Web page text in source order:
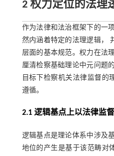
2 权力定位的法理
作为法律和法治框架下的一
然内涵着特定的法理逻辑，
层面的基本规范。权力在法
厘清检察基础理论中元问题
目标下检察机关法律监督的
遵循。
2.1 逻辑基点上以法律监
逻辑基点是理论体系中涉及
地位的产生是基于该范畴对